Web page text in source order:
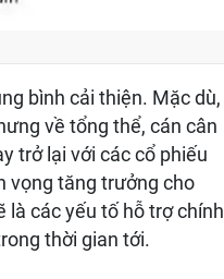
bình cải thiện. Mặc dù,
về tổng thể, cán cân
trở lại với các cổ phiếu
vọng tăng trưởng cho
là các yếu tố hỗ trợ chính
thời gian tới.